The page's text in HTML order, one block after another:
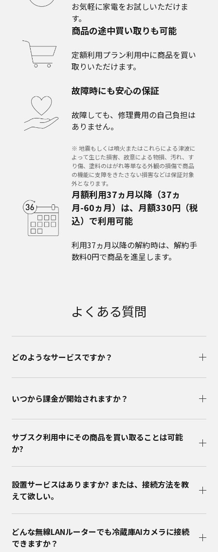
お気軽に家電をお試しいただけま
す。
商品の途中買い取りも可能
定額利用プラン利用中に商品を買い
取りいただけます。
故障時にも安心の保証
故障しても、修理費用の自己負担は
ありません。
※ 地震もしくは噴火またはこれらによる津波に
よって生じた損害、故意による物損、汚れ、す
り傷、塗料のはがれ等単なる外観の損傷で商品
の機能に支障をきたさない損害などは保証対象
外となります。
月額利用37ヵ月以降（37ヵ
月-60ヵ月）は、月額330円（税
込）で利用可能
利用37ヵ月以降の解約時は、解約手
数料0円で商品を進呈します。
よくある質問
どのようなサービスですか？
いつから課金が開始されますか？
サブスク利用中にその商品を買い取ることは可能
か?
設置サービスはありますか? または、接続方法を教
えて欲しい。
どんな無線LANルーターでも冷蔵庫AIカメラに接続
できますか？